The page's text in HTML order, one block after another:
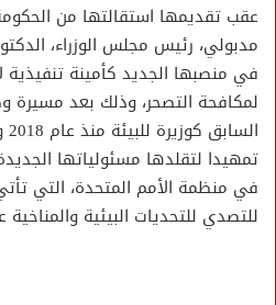
عقب تقديمها استقالتها من
مدبولي، رئيس مجلس الوزراء،
في منصبها الجديد كأمينة تنفيذية
لمكافحة التصحر، وذلك بعد مسيرة
تمهيدا لتقلدها مسئولياتها
في منظمة الأمم المتحدة، التي
للتصدي للتحديات البيئية